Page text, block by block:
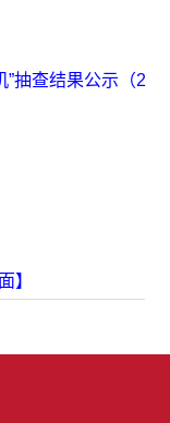
”抽查结果公示（
】